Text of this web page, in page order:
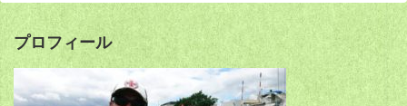
プロフィール